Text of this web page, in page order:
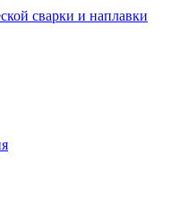
сварки и наплавки